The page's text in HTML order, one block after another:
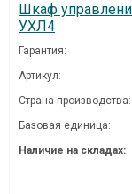
Шкаф
УХЛ4
Гарантия:
Артикул:
Страна производства:
Базовая единица:
Наличие на складах: